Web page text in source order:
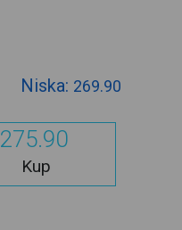
Niska: 269.90
275.90
Kup